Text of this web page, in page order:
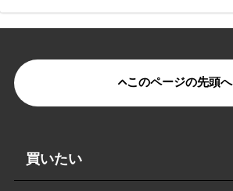
このページの先頭へ
買いたい